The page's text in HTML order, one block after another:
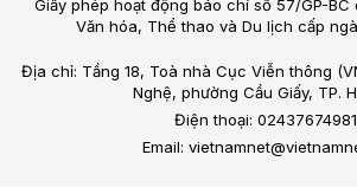
Giấy phép hoạt động báo chí số 57/GP-BC
Văn hóa, Thể thao và Du lịch cấp
Địa chỉ: Tầng 18, Toà nhà Cục Viễn thông
Nghệ, phường Cầu Giấy, TP.
Điện thoại: 02437674981
Email: